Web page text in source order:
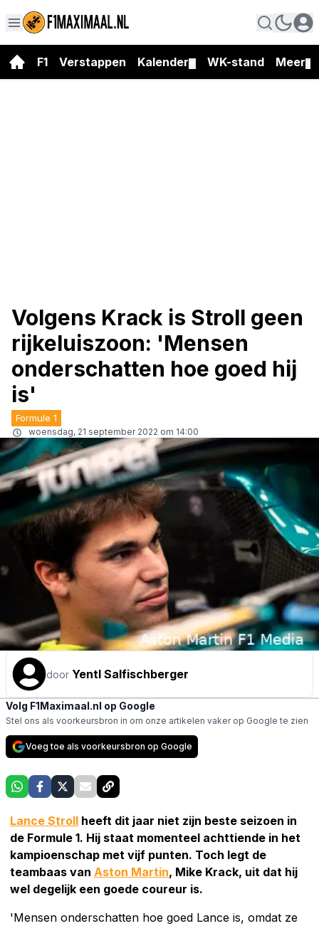
F1 Verstappen Kalender WK-stand Meer
Volgens Krack is Stroll geen
rijkeluiszoon: 'Mensen
onderschatten hoe goed hij
is'
Formule 1
woensdag, 21 september 2022 om 14:00
door Yentl Salfischberger
Volg F1Maximaal.nl op Google
Stel ons als voorkeursbron in om onze artikelen vaker op Google te zien
Voeg toe als voorkeursbron op Google
Lance Stroll heeft dit jaar niet zijn beste seizoen in
de Formule 1. Hij staat momenteel achttiende in het
kampioenschap met vijf punten. Toch legt de
teambaas van Aston Martin, Mike Krack, uit dat hij
wel degelijk een goede coureur is.
'Mensen onderschatten hoe goed Lance is, omdat ze